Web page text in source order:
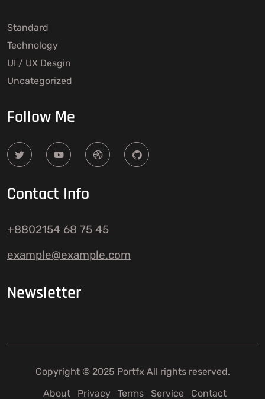
Standard
Technology
UI / UX Desgin
Uncategorized
Follow Me
Contact Info
+8802154 68 75 45
example@example.com
Newsletter
Copyright © 2025 Portfx All rights reserved.
About
Privacy Terms Service Contact